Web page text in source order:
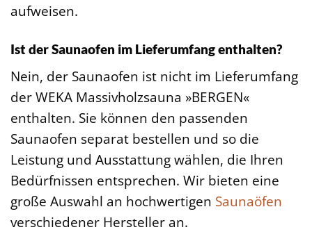
aufweisen.
Ist der Saunaofen im Lieferumfang enthalten?
Nein, der Saunaofen ist nicht im Lieferumfang
der WEKA Massivholzsauna »BERGEN«
enthalten. Sie können den passenden
Saunaofen separat bestellen und so die
Leistung und Ausstattung wählen, die Ihren
Bedürfnissen entsprechen. Wir bieten eine
große Auswahl an hochwertigen Saunaöfen
verschiedener Hersteller an.